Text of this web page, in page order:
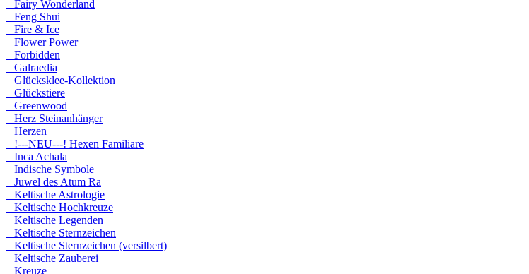
Fairy Wonderland
Feng Shui
Fire & Ice
Flower Power
Forbidden
Galraedia
Glücksklee-Kollektion
Glückstiere
Greenwood
Herz Steinanhänger
Herzen
!---NEU---! Hexen Familiare
Inca Achala
Indische Symbole
Juwel des Atum Ra
Keltische Astrologie
Keltische Hochkreuze
Keltische Legenden
Keltische Sternzeichen
Keltische Sternzeichen (versilbert)
Keltische Zauberei
Kreuze